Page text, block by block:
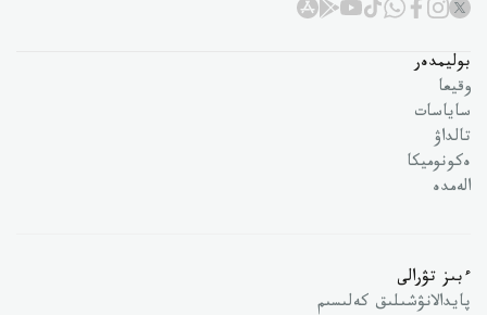
بوليمدەر
وقيعا
ساياسات
تالداۋ
ەكونوميكا
الەمدە
ءبىز تۋرالى
پايدالانۋشىلىق كەلىسىم